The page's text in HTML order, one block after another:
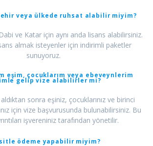
veya ülkede ruhsat alabilir miyim?
ve Katar için aynı anda lisans alabilirsiniz.
almak isteyenler için indirimli paketler
sunuyoruz.
eşim, çocuklarım veya ebeveynlerim
gelip vize alabilirler mi?
aldıktan sonra eşiniz, çocuklarınız ve birinci
için vize başvurusunda bulunabilirsiniz. Bu
işvereniniz tarafından yönetilir.
ödeme yapabilir miyim?